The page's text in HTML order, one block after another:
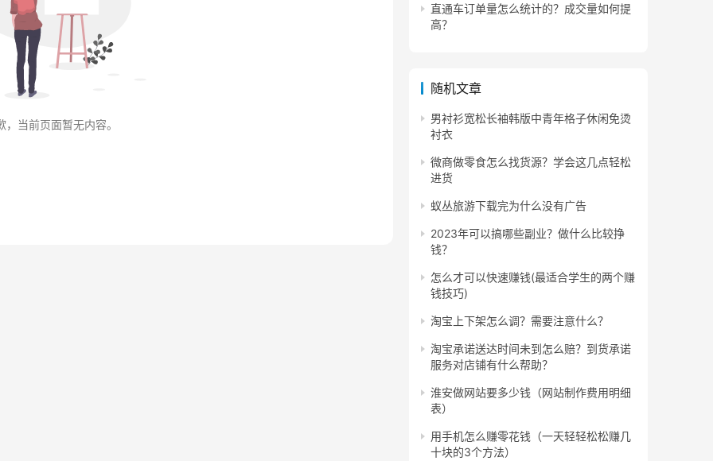
，当前页面暂无内容。
直通车订单量怎么统计的？成交量如何提
高？
随机文章
男衬衫宽松长袖韩版中青年格子休闲免烫
衬衣
微商做零食怎么找货源？学会这几点轻松
进货
蚁丛旅游下载完为什么没有广告
2023年可以搞哪些副业？做什么比较挣
钱？
怎么才可以快速赚钱(最适合学生的两个赚
钱技巧)
淘宝上下架怎么调？需要注意什么？
淘宝承诺送达时间未到怎么赔？到货承诺
服务对店铺有什么帮助？
淮安做网站要多少钱（网站制作费用明细
表）
用手机怎么赚零花钱（一天轻轻松松赚几
十块的3个方法）